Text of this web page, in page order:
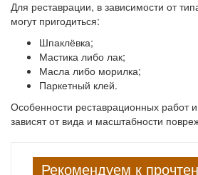
Для реставрации, в зависимости от
могут пригодиться:
Шпаклёвка;
Мастика либо лак;
Масла либо морилка;
Паркетный клей.
Особенности реставрационных работ
зависят от вида и масштабности
Рекомендуем к